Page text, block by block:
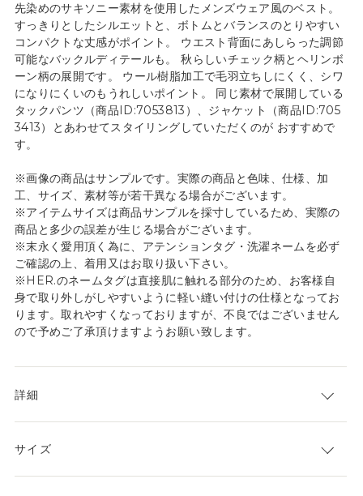
先染めのサキソニー素材を使用したメンズウェア風のベスト。
すっきりとしたシルエットと、ボトムとバランスのとりやすい
コンパクトな丈感がポイント。 ウエスト背面にあしらった調節
可能なバックルディテールも。 秋らしいチェック柄とヘリンボ
ーン柄の展開です。 ウール樹脂加工で毛羽立ちしにくく、シワ
になりにくいのもうれしいポイント。 同じ素材で展開している
タックパンツ（商品ID:7053813）、ジャケット（商品ID:705
3413）とあわせてスタイリングしていただくのが おすすめで
す。
※画像の商品はサンプルです。実際の商品と色味、仕様、加
工、サイズ、素材等が若干異なる場合がございます。
※アイテムサイズは商品サンプルを採寸しているため、実際の
商品と多少の誤差が生じる場合がございます。
※末永く愛用頂く為に、アテンションタグ・洗濯ネームを必ず
ご確認の上、着用又はお取り扱い下さい。
※HER.のネームタグは直接肌に触れる部分のため、お客様自
身で取り外しがしやすいように軽い縫い付けの仕様となってお
ります。取れやすくなっておりますが、不良ではございません
ので予めご了承頂けますようお願い致します。
詳細
サイズ